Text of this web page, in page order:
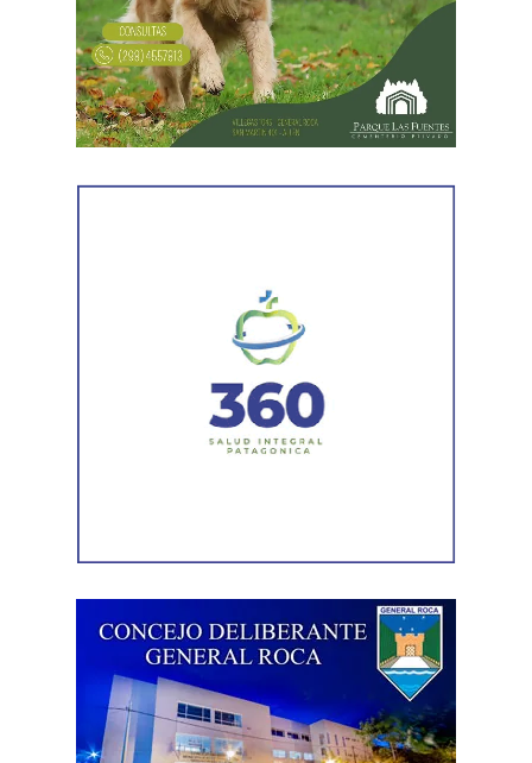
una vivienda ubicada en el barrio Villa Obrera,
señalada por la víctima. Allí se identificó al segundo
sospechosoy se llevaron adelante distintas diligencias
en el marco de la investigación.
Durante el procedimiento, el personal encontró el teléfono
correspondiente para acreditar su propiedad. Además,
denunciado como robado
Posteriormente, el inmueble fue preservado para la
intervención del Gabinete de Criminalística, que realizó
las pericias correspondientes. Otros elementos
encontrados quedaron bajo resguardo para determinar su